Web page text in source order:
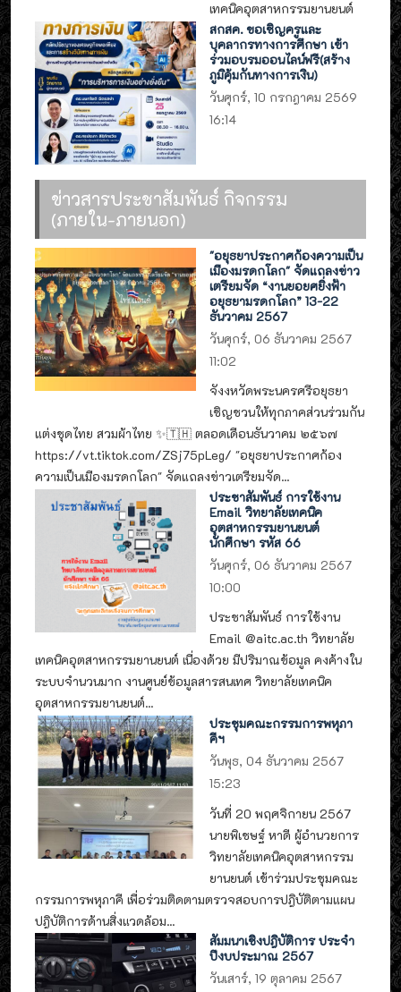
เทคนิคอุตสาหกรรมยานยนต์
สกสค. ขอเชิญครูและ
บุคลากรทางการศึกษา เข้า
ร่วมอบรมออนไลน์ฟรี(สร้าง
ภูมิคุ้มกันทางการเงิน)
วันศุกร์, 10 กรกฎาคม 2569
16:14
ข่าวสารประชาสัมพันธ์ กิจกรรม
(ภายใน-ภายนอก)
"อยุธยาประกาศก้องความเป็น
เมืองมรดกโลก" จัดแถลงข่าว
เตรียมจัด “งานยอยศยิ่งฟ้า
อยุธยามรดกโลก” 13-22
ธันวาคม 2567
วันศุกร์, 06 ธันวาคม 2567
11:02
จังงหวัดพระนครศรีอยุธยา
เชิญชวนให้ทุกภาคส่วนร่วมกัน
แต่งชุดไทย สวมผ้าไทย ✨🇹🇭 ตลอดเดือนธันวาคม ๒๕๖๗
https://vt.tiktok.com/ZSj75pLeg/ "อยุธยาประกาศก้อง
ความเป็นเมืองมรดกโลก" จัดแถลงข่าวเตรียมจัด...
ประชาสัมพันธ์ การใช้งาน
Email วิทยาลัยเทคนิค
อุตสาหกรรมยานยนต์
นักศึกษา รหัส 66
วันศุกร์, 06 ธันวาคม 2567
10:00
ประชาสัมพันธ์ การใช้งาน
Email @aitc.ac.th วิทยาลัย
เทคนิคอุตสาหกรรมยานยนต์ เนื่องด้วย มีปริมาณข้อมูล คงค้างใน
ระบบจำนวนมาก งานศูนย์ข้อมูลสารสนเทศ วิทยาลัยเทคนิค
อุตสาหกรรมยานยนต์...
ประชุมคณะกรรมการพหุภา
คีฯ
วันพุธ, 04 ธันวาคม 2567
15:23
วันที่ 20 พฤศจิกายน 2567
นายพิเชษฐ์ หาดี ผู้อำนวยการ
วิทยาลัยเทคนิคอุตสาหกรรม
ยานยนต์ เข้าร่วมประชุมคณะ
กรรมการพหุภาคี เพื่อร่วมติดตามตรวจสอบการปฎิบัติตามแผน
ปฎิบัติการด้านสิ่งแวดล้อม...
สัมมนาเชิงปฎิบัติการ ประจำ
ปีงบประมาณ 2567
วันเสาร์, 19 ตุลาคม 2567